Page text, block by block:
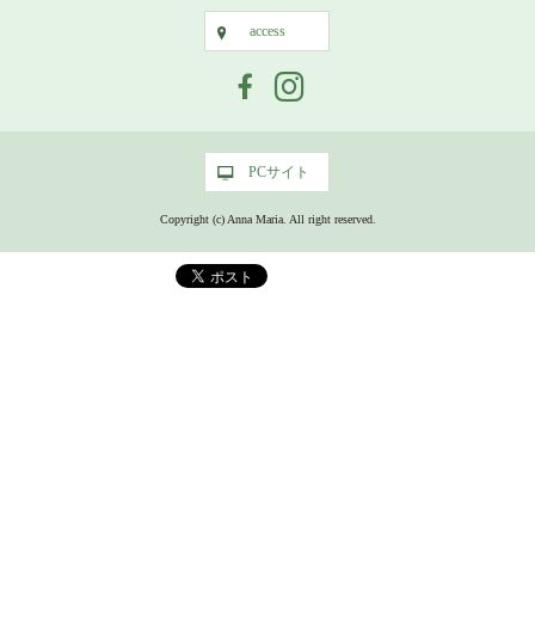
access
PCサイト
PCサイト
Copyright (c) Anna Maria. All right reserved.